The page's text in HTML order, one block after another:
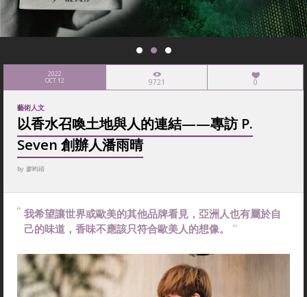
2022
OCT 12 9721 0
藝術人文
以香水召喚土地與人的連結——專訪 P.
Seven 創辦人潘雨晴
by 廖昀靖
我希望讓世界或歐美的其他品牌看見，亞洲人也有屬於自
己的味道，香味不應該只符合歐美人的想像。